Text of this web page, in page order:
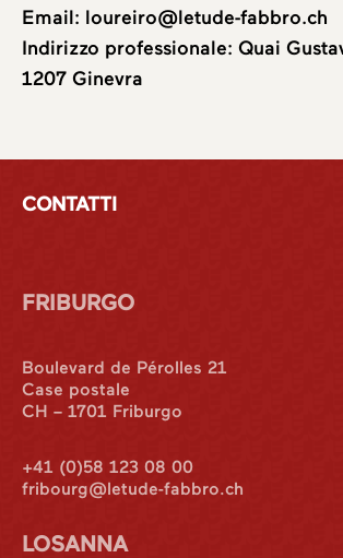
Email: loureiro@letude-fabbro.ch
Indirizzo professionale: Quai
1207 Ginevra
CONTATTI
FRIBURGO
Boulevard de Pérolles 21
Case postale
CH – 1701 Friburgo
+41 (0)58 123 08 00
fribourg@letude-fabbro.ch
LOSANNA